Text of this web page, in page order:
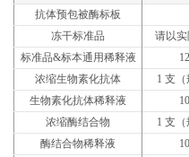
抗体预包被酶标板
冻干标准品
请以
标准品&标本通用稀释液
浓缩生物素化抗体
1 支（
生物素化抗体稀释液
浓缩酶结合物
1 支（
酶结合物稀释液